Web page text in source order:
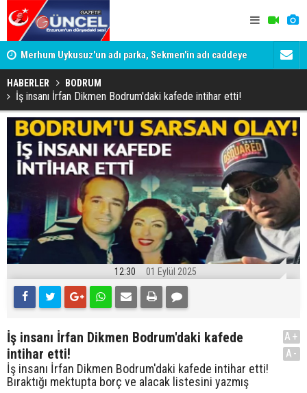
Merhum Uykusuz'un adı parka, Sekmen'in adı caddeye
verildi
HABERLER BODRUM
İş insanı İrfan Dikmen Bodrum'daki kafede intihar etti!
12:30 01 Eylül 2025
İş insanı İrfan Dikmen Bodrum'daki kafede
intihar etti!
İş insanı İrfan Dikmen Bodrum'daki kafede intihar etti!
Bıraktığı mektupta borç ve alacak listesini yazmış
A+
A-